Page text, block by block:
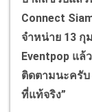
Connect
จำหน่าย 13 กุ
Eventpop แล้
ติดตามนะครับ
ที่แท้จริง”